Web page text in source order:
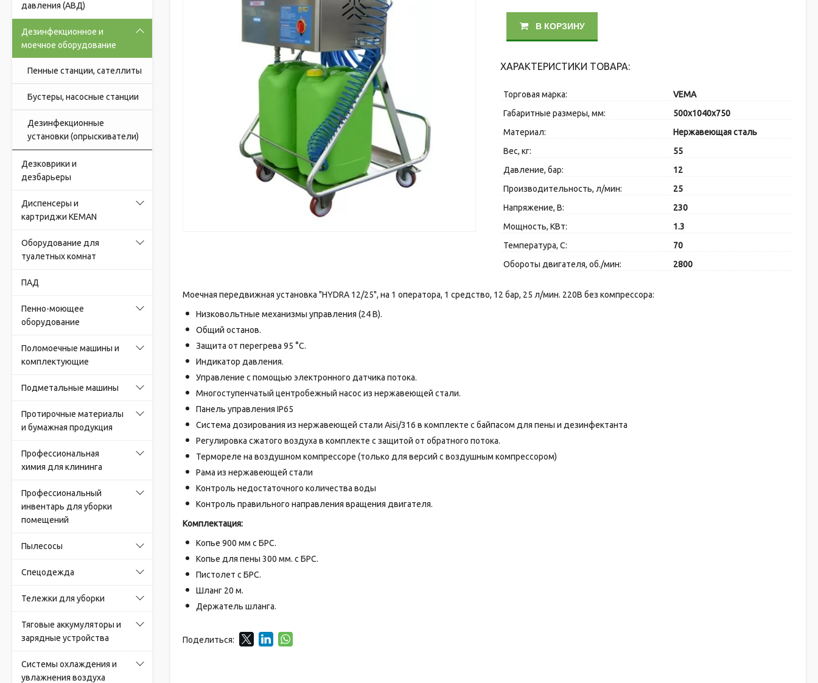
давления (АВД)
Дезинфекционное и
моечное оборудование
Пенные станции, сателлиты
Бустеры, насосные станции
Дезинфекционные
установки (опрыскиватели)
Дезковрики и
дезбарьеры
Диспенсеры и
картриджи KEMAN
Оборудование для
туалетных комнат
ПАД
Пенно-моющее
оборудование
Поломоечные машины и
комплектующие
Подметальные машины
Протирочные материалы
и бумажная продукция
Профессиональная
химия для клининга
Профессиональный
инвентарь для уборки
помещений
Пылесосы
Спецодежда
Тележки для уборки
Тяговые аккумуляторы и
зарядные устройства
Системы охлаждения и
увлажнения воздуха
В КОРЗИНУ
ХАРАКТЕРИСТИКИ ТОВАРА:
Торговая марка:
VEMA
Габаритные размеры, мм:
500x1040x750
Материал:
Нержавеющая сталь
Вес, кг:
55
Давление, бар:
12
Производительность, л/мин:
25
Напряжение, В:
230
Мощность, КВт:
1.3
Температура, C:
70
Обороты двигателя, об./мин:
2800
Моечная передвижная установка "HYDRA 12/25", на 1 оператора, 1 средство, 12 бар, 25 л/мин. 220В без компрессора:
Низковольтные механизмы управления (24 В).
Общий останов.
Защита от перегрева 95 °C.
Индикатор давления.
Управление с помощью электронного датчика потока.
Многоступенчатый центробежный насос из нержавеющей стали.
Панель управления IP65
Система дозирования из нержавеющей стали Aisi/316 в комплекте с байпасом для пены и дезинфектанта
Регулировка сжатого воздуха в комплекте с защитой от обратного потока.
Термореле на воздушном компрессоре (только для версий с воздушным компрессором)
Рама из нержавеющей стали
Контроль недостаточного количества воды
Контроль правильного направления вращения двигателя.
Комплектация:
Копье 900 мм с БРС.
Копье для пены 300 мм. с БРС.
Пистолет с БРС.
Шланг 20 м.
Держатель шланга.
Поделиться: